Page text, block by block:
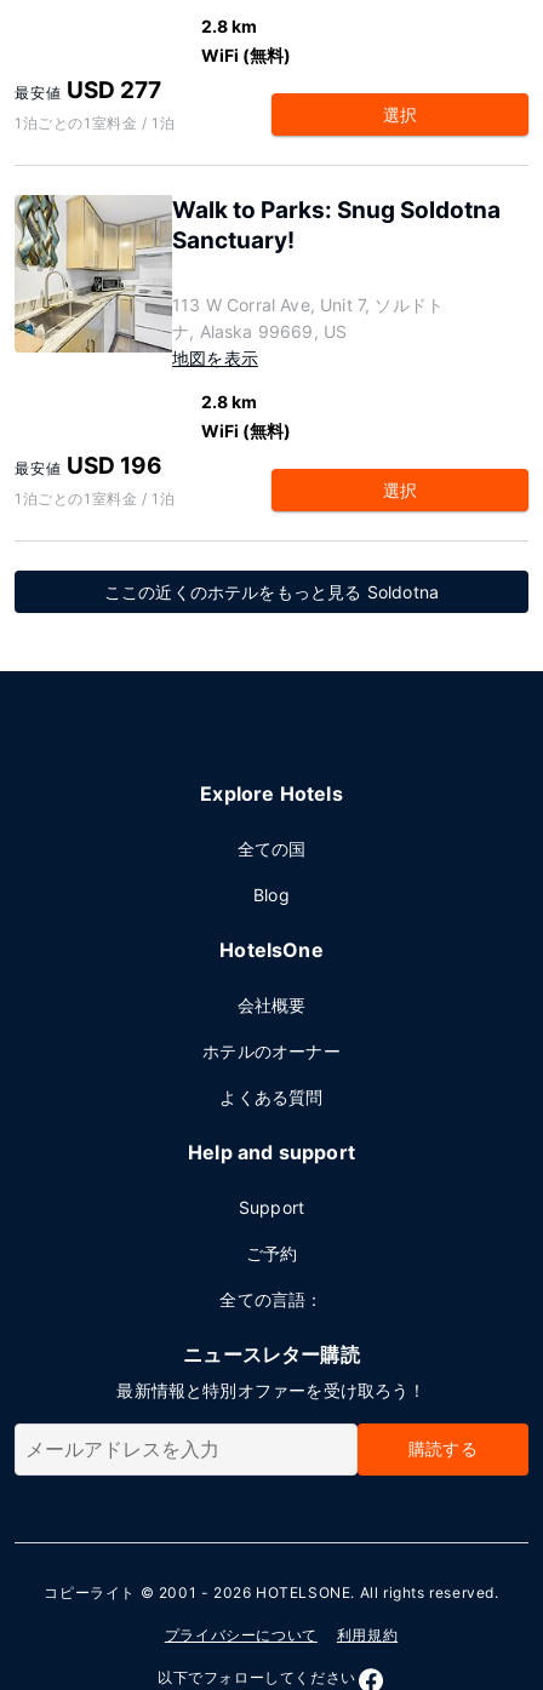
2.8 km
WiFi (無料)
最安値 USD 277
1泊ごとの1室料金 / 1泊 選択
Walk to Parks: Snug Soldotna
Sanctuary!
113 W Corral Ave, Unit 7, ソルドト
ナ, Alaska 99669, US
地図を表示
2.8 km
WiFi (無料)
最安値 USD 196
1泊ごとの1室料金 / 1泊 選択
ここの近くのホテルをもっと見る Soldotna
Explore Hotels
全ての国
Blog
HotelsOne
会社概要
ホテルのオーナー
よくある質問
Help and support
Support
ご予約
全ての言語：
ニュースレター購読
最新情報と特別オファーを受け取ろう！
購読する
コピーライト © 2001 - 2026 HOTELSONE. All rights reserved.
プライバシーについて 利用規約
以下でフォローしてください